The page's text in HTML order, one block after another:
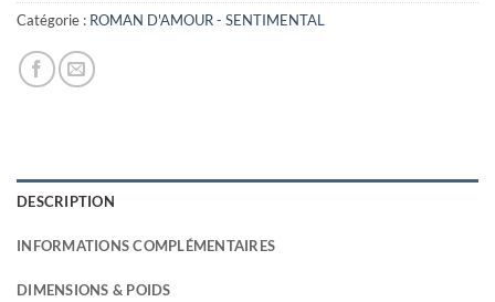
Catégorie : ROMAN D'AMOUR - SENTIMENTAL
DESCRIPTION
INFORMATIONS COMPLÉMENTAIRES
DIMENSIONS & POIDS